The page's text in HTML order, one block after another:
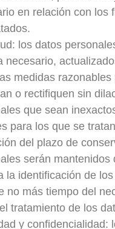
en relación con los
los datos
necesario,
medidas razonables
o rectifiquen sin
que sean
para los que se
del plazo de
serán mantenidos
la identificación de
no más tiempo del
tratamiento de los
y confidencialidad: